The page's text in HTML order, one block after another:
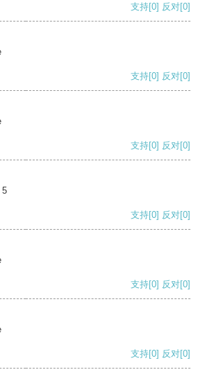
支持[0] 反对[0]
支持[0] 反对[0]
支持[0] 反对[0]
5
支持[0] 反对[0]
支持[0] 反对[0]
支持[0] 反对[0]